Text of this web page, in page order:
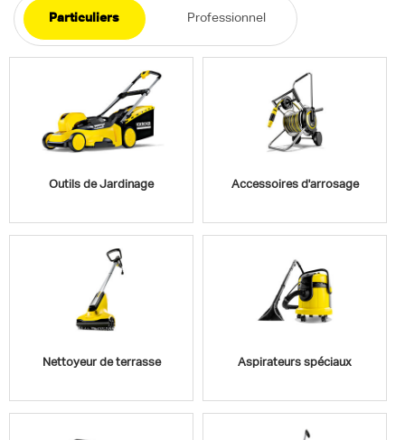
Particuliers Professionnel
Outils de Jardinage Accessoires d'arrosage
Nettoyeur de terrasse Aspirateurs spéciaux